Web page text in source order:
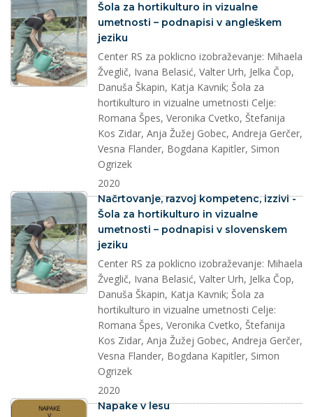
Šola za hortikulturo in vizualne
umetnosti – podnapisi v angleškem
jeziku
Center RS za poklicno izobraževanje: Mihaela
Žveglič, Ivana Belasić, Valter Urh, Jelka Čop,
Danuša Škapin, Katja Kavnik; Šola za
hortikulturo in vizualne umetnosti Celje:
Romana Špes, Veronika Cvetko, Štefanija
Kos Zidar, Anja Žužej Gobec, Andreja Gerčer,
Vesna Flander, Bogdana Kapitler, Simon
Ogrizek
2020
splet
Načrtovanje, razvoj kompetenc, izzivi -
Šola za hortikulturo in vizualne
umetnosti – podnapisi v slovenskem
jeziku
Center RS za poklicno izobraževanje: Mihaela
Žveglič, Ivana Belasić, Valter Urh, Jelka Čop,
Danuša Škapin, Katja Kavnik; Šola za
hortikulturo in vizualne umetnosti Celje:
Romana Špes, Veronika Cvetko, Štefanija
Kos Zidar, Anja Žužej Gobec, Andreja Gerčer,
Vesna Flander, Bogdana Kapitler, Simon
Ogrizek
2020
dokument
Napake v lesu